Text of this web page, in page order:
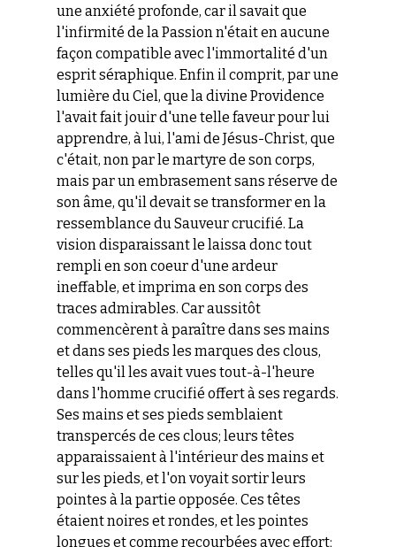
une anxiété profonde, car il savait que
l'infirmité de la Passion n'était en aucune
façon compatible avec l'immortalité d'un
esprit séraphique. Enfin il comprit, par une
lumière du Ciel, que la divine Providence
l'avait fait jouir d'une telle faveur pour lui
apprendre, à lui, l'ami de Jésus-Christ, que
c'était, non par le martyre de son corps,
mais par un embrasement sans réserve de
son âme, qu'il devait se transformer en la
ressemblance du Sauveur crucifié. La
vision disparaissant le laissa donc tout
rempli en son coeur d'une ardeur
ineffable, et imprima en son corps des
traces admirables. Car aussitôt
commencèrent à paraître dans ses mains
et dans ses pieds les marques des clous,
telles qu'il les avait vues tout-à-l'heure
dans l'homme crucifié offert à ses regards.
Ses mains et ses pieds semblaient
transpercés de ces clous; leurs têtes
apparaissaient à l'intérieur des mains et
sur les pieds, et l'on voyait sortir leurs
pointes à la partie opposée. Ces têtes
étaient noires et rondes, et les pointes
longues et comme recourbées avec effort;